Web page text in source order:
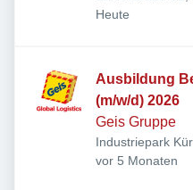
Deutschland
Veröffentlicht
Heute
Ausbildung
(m/w/d) 2026
Geis Gruppe
Industriepark
7-11, 97273
Veröffentlicht:
vor 5 Monaten